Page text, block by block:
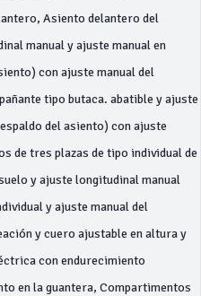
Asiento delantero del
manual y ajuste manual en
con ajuste manual del
tipo butaca. abatible y ajuste
del asiento) con ajuste
de tres plazas de tipo individual de
y ajuste longitudinal manual
y ajuste manual del
y cuero ajustable en altura y
con endurecimiento
en la guantera, Compartimentos